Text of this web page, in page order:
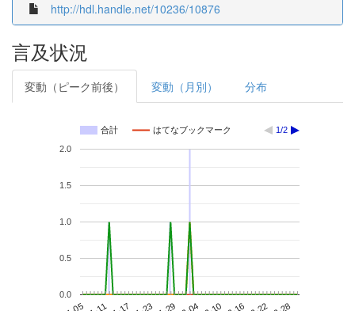
http://hdl.handle.net/10236/10876
言及状況
変動（ピーク前後） 変動（月別） 分布
合計 はてなブックマーク 1/2
0.0
0.5
1.0
1.5
2.0